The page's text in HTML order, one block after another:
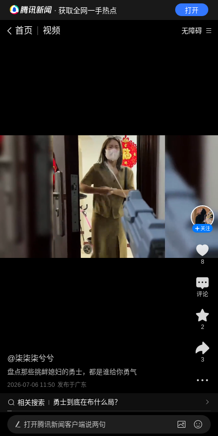
· 获取全网一手热点 打开
首页 视频 无障碍
@柒柒柒兮兮
盘点那些挑衅媳妇的勇士，都是谁给你勇气
2026-07-06 11:50 发布于广东
相关搜索 勇士到底在布什么局？
关注
8
评论
2
3
打开腾讯新闻客户端说两句